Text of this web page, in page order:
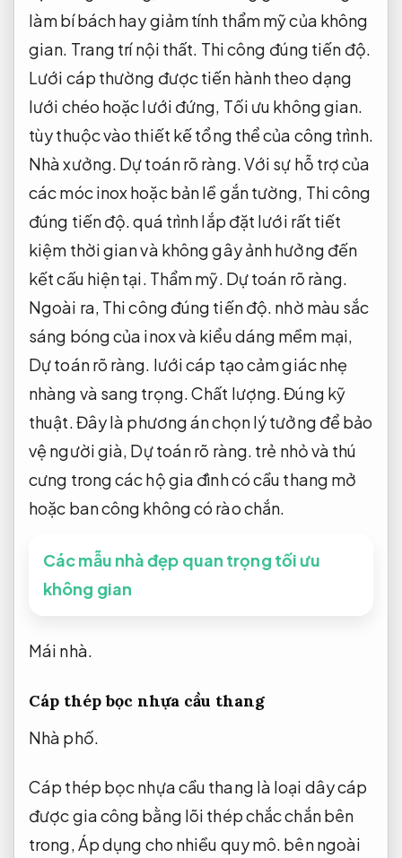
làm bí bách hay giảm tính thẩm mỹ của không
gian. Trang trí nội thất. Thi công đúng tiến độ.
Lưới cáp thường được tiến hành theo dạng
lưới chéo hoặc lưới đứng, Tối ưu không gian.
tùy thuộc vào thiết kế tổng thể của công trình.
Nhà xưởng. Dự toán rõ ràng.Với sự hỗ trợ của
các móc inox hoặc bản lề gắn tường, Thi công
đúng tiến độ.quá trình lắp đặt lưới rất tiết
kiệm thời gian và không gây ảnh hưởng đến
kết cấu hiện tại. Thẩm mỹ. Dự toán rõ ràng.
Ngoài ra, Thi công đúng tiến độ. nhờ màu sắc
sáng bóng của inox và kiểu dáng mềm mại,
Dự toán rõ ràng. lưới cáp tạo cảm giác nhẹ
nhàng và sang trọng.Chất lượng.Đúng kỹ
thuật.Đây là phương án chọn lý tưởng để bảo
vệ người già, Dự toán rõ ràng. trẻ nhỏ và thú
cưng trong các hộ gia đình có cầu thang mở
hoặc ban công không có rào chắn.
Các mẫu nhà đẹp quan trọng tối ưu
không gian
Mái nhà.
Cáp thép bọc nhựa cầu thang
Nhà phố.
Cáp thép bọc nhựa cầu thang là loại dây cáp
được gia công bằng lõi thép chắc chắn bên
trong,Áp dụng cho nhiều quy mô. bên ngoài